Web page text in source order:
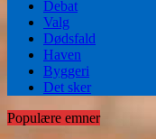
Debat
Valg
Dødsfald
Haven
Byggeri
Det sker
Populære emner